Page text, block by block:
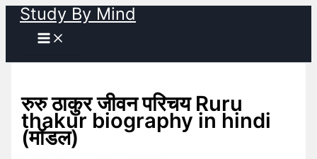
Skip
content
Study By Mind
रुरु ठाकुर जीवन परिचय Ruru
thakur biography in hindi
(मॉडल)